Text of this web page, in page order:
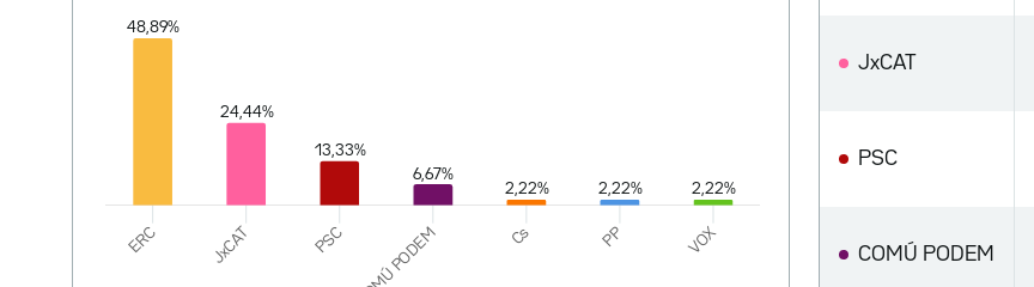
JxCAT
PSC
COMÚ PODEM